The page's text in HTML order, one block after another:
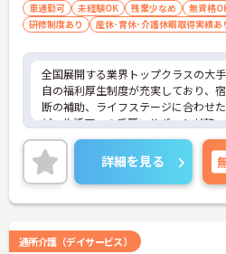
車通勤可 未経験OK 残業少なめ 無資格
研修制度あり
産休･育休･介護休暇取得実績あ
全国展開する業界トップクラスの大
自の福利厚生制度が充実しており、
断の補助、ライフステージに合わせ
ど、生活面への手厚いサポートが整
ート勤務の方にも年2回の特別手当支
り、頑張りがしっかりお給料に還元さ
な魅力です。夜勤のない日勤のみの
からの勤務相談も可能となっており
バランスを大切にしたい方におすす
できるキャリア制度があるため、さ
詳細を見る
通所介護（デイサービス）